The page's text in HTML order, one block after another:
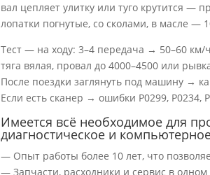
вал цепляет улитку или туго крутится —
лопатки погнутые, со сколами, в масле —
Тест — на ходу: 3–4 передача → 50–60
тяга вялая, провал до 4000–4500 или
После поездки заглянуть под машину →
Если есть сканер → ошибки P0299, P0234,
Имеется всё необходимое для
диагностическое и
— Опыт работы более 10 лет, что
— Запчасти, расходники и сервис в